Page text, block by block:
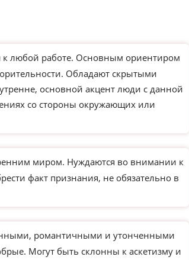
к любой работе. Основным ориентиром
Обладают скрытыми
основной акцент люди с данной
со стороны окружающих или
миром. Нуждаются во внимании к
факт признания, не обязательно в
романтичными и утонченными
Могут быть склонны к аскетизму и